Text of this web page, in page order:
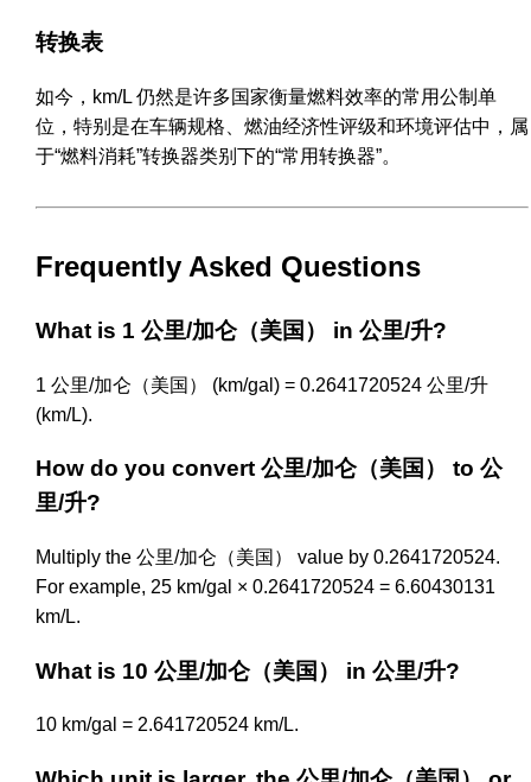
转换表
如今，km/L 仍然是许多国家衡量燃料效率的常用公制单
位，特别是在车辆规格、燃油经济性评级和环境评估中，属
于“燃料消耗”转换器类别下的“常用转换器”。
Frequently Asked Questions
What is 1 公里/加仑（美国） in 公里/升?
1 公里/加仑（美国） (km/gal) = 0.2641720524 公里/升
(km/L).
How do you convert 公里/加仑（美国） to 公
里/升?
Multiply the 公里/加仑（美国） value by 0.2641720524.
For example, 25 km/gal × 0.2641720524 = 6.60430131
km/L.
What is 10 公里/加仑（美国） in 公里/升?
10 km/gal = 2.641720524 km/L.